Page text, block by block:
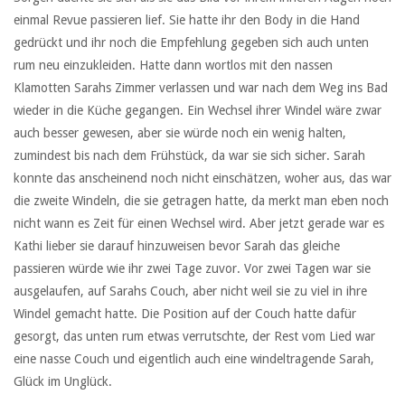
einmal Revue passieren lief. Sie hatte ihr den Body in die Hand
gedrückt und ihr noch die Empfehlung gegeben sich auch unten
rum neu einzukleiden. Hatte dann wortlos mit den nassen
Klamotten Sarahs Zimmer verlassen und war nach dem Weg ins Bad
wieder in die Küche gegangen. Ein Wechsel ihrer Windel wäre zwar
auch besser gewesen, aber sie würde noch ein wenig halten,
zumindest bis nach dem Frühstück, da war sie sich sicher. Sarah
konnte das anscheinend noch nicht einschätzen, woher aus, das war
die zweite Windeln, die sie getragen hatte, da merkt man eben noch
nicht wann es Zeit für einen Wechsel wird. Aber jetzt gerade war es
Kathi lieber sie darauf hinzuweisen bevor Sarah das gleiche
passieren würde wie ihr zwei Tage zuvor. Vor zwei Tagen war sie
ausgelaufen, auf Sarahs Couch, aber nicht weil sie zu viel in ihre
Windel gemacht hatte. Die Position auf der Couch hatte dafür
gesorgt, das unten rum etwas verrutschte, der Rest vom Lied war
eine nasse Couch und eigentlich auch eine windeltragende Sarah,
Glück im Unglück.